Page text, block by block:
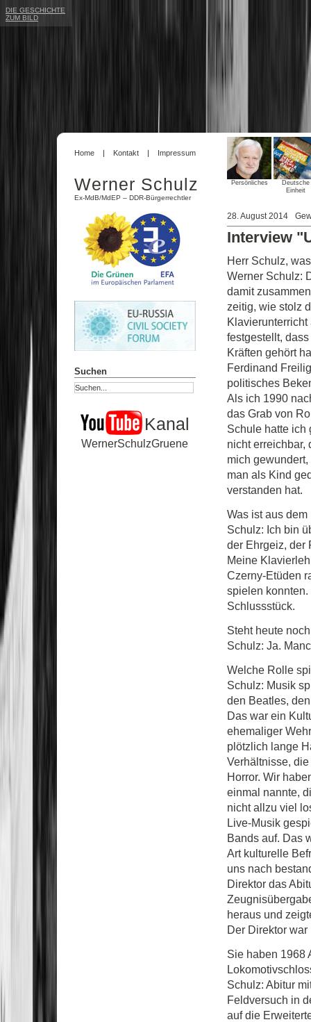
28. August 2014
Interview
Herr Schulz,
Werner Schulz:
damit
zeitig, wie stolz
festgestellt,
Kräften gehört
Ferdinand
politisches
Als ich 1990
das Grab von
Schule hatte ich
nicht erreichbar,
mich
man als Kind
verstanden hat.
Was ist aus
Schulz: Ich bin
der Ehrgeiz, der
Meine
Czerny-Etüden
spielen
Schlussstück.
Steht heute
Schulz: Ja.
Welche Rolle
Schulz: Musik
den Beatles,
Das war ein
ehemaliger
plötzlich lange
Verhältnisse,
Horror. Wir
einmal nannte,
nicht allzu viel
Live-Musik
Bands auf. Das
Art kulturelle
uns nach
Direktor das
heraus und
Der Direktor
Sie haben 1968
Schulz: Abitur
Feldversuch in
auf die
Home Kontakt Impressum
Werner Schulz
Ex-MdB/MdEP – DDR-Bürgerrechtler
Suchen
Kanal
WernerSchulzGruene
Persönliches
Deutsche
Einheit
DIE GESCHICHTE
ZUM BILD